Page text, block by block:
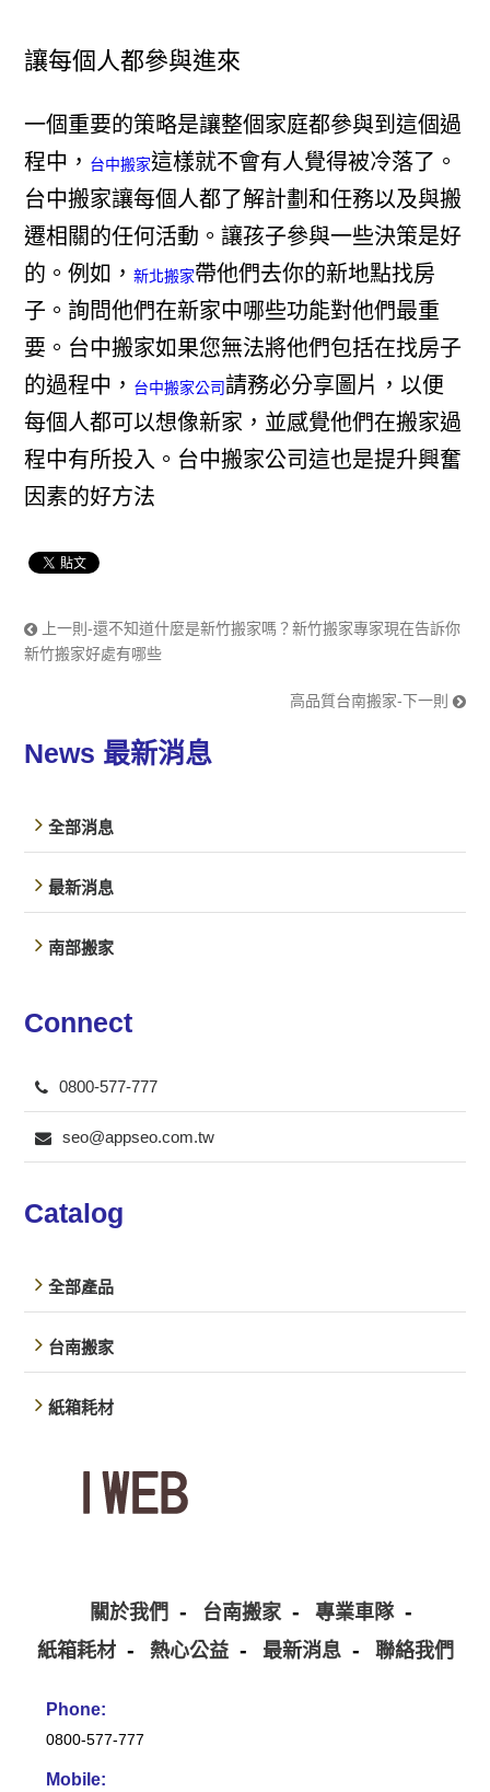
讓每個人都參與進來
一個重要的策略是讓整個家庭都參與到這個過
程中， 台中搬家這樣就不會有人覺得被冷落了。
台中搬家讓每個人都了解計劃和任務以及與搬
遷相關的任何活動。讓孩子參與一些決策是好
的。例如，新北搬家帶他們去你的新地點找房
子。詢問他們在新家中哪些功能對他們最重
要。台中搬家如果您無法將他們包括在找房子
的過程中， 台中搬家公司請務必分享圖片，以便
每個人都可以想像新家，並感覺他們在搬家過
程中有所投入。台中搬家公司這也是提升興奮
因素的好方法
上一則-還不知道什麼是新竹搬家嗎？新竹搬家專家現在告訴你
新竹搬家好處有哪些
高品質台南搬家-下一則
News 最新消息
全部消息
最新消息
南部搬家
Connect
0800-577-777
seo@appseo.com.tw
Catalog
全部產品
台南搬家
紙箱耗材
關於我們 台南搬家
專業車隊
紙箱耗材
熱心公益 最新消息 聯絡我們
Phone:
0800-577-777
Mobile: